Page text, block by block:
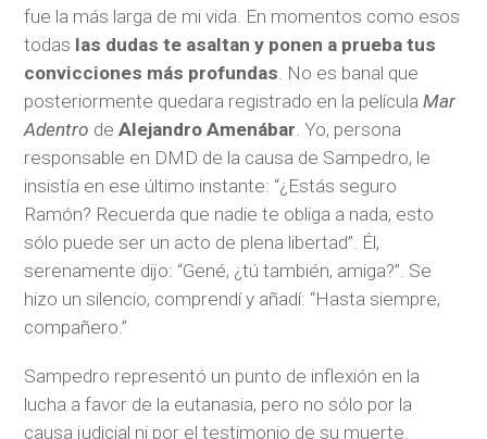
fue la más larga de mi vida. En momentos como esos
todas las dudas te asaltan y ponen a prueba tus
convicciones más profundas . No es banal que
posteriormente quedara registrado en la películaMar
Adentro deAlejandro Amenábar . Yo, persona
responsable en DMD de la causa de Sampedro, le
insistía en ese último instante: “¿Estás seguro
Ramón? Recuerda que nadie te obliga a nada, esto
sólo puede ser un acto de plena libertad”. Él,
serenamente dijo: “Gené, ¿tú también, amiga?”. Se
hizo un silencio, comprendí y añadí: “Hasta siempre,
compañero.”
Sampedro representó un punto de inflexión en la
lucha a favor de la eutanasia, pero no sólo por la
causa judicial ni por el testimonio de su muerte.